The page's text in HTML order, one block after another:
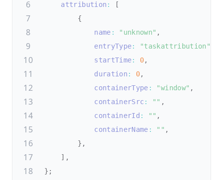
attribution :
[
{
name : "unknown" ,
entryType: "taskattribution"
startTime: 0,
duration : 0,
containerType : "window" ,
containerSrc: "" ,
containerId : "" ,
containerName : "" ,
} ,
] ,
} ;